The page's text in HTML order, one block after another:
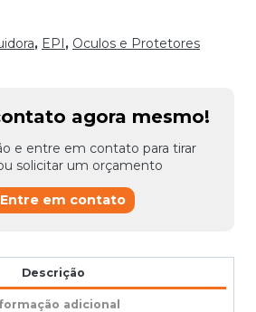
, EPI , Oculos e Protetores
agora mesmo!
e entre em contato para tirar
solicitar um orçamento
Entre em contato
Descrição
adicional